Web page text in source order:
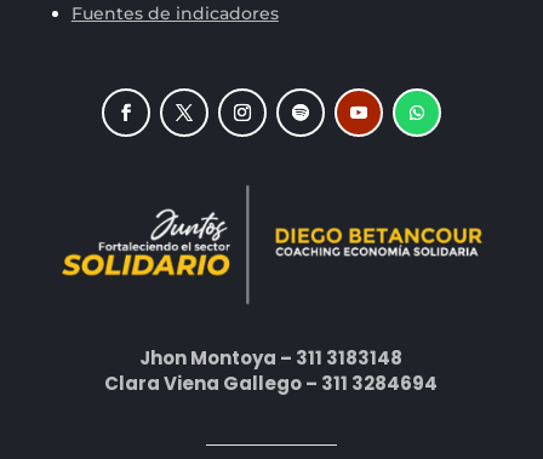
Fuentes de indicadores
Jhon Montoya – 311 3183148
Clara Viena Gallego – 311 3284694